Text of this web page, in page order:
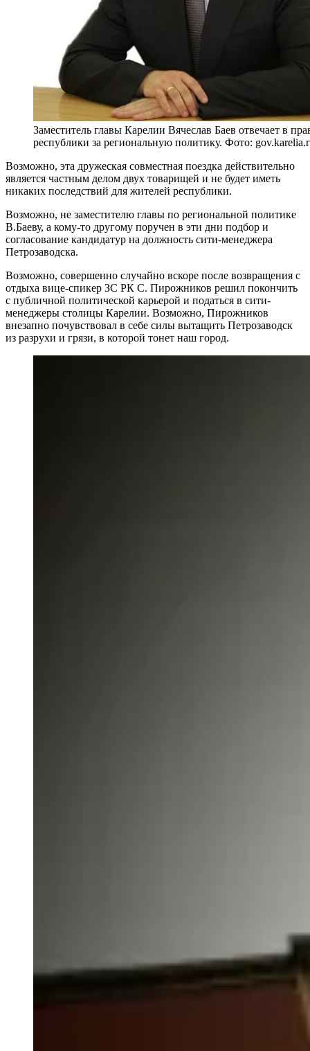
Заместитель главы Карелии Вячеслав Баев отвечает в
республики за региональную политику. Фото:
Возможно, эта дружеская совместная поездка действительно
является частным делом двух товарищей и не будет иметь
никаких последствий для жителей республики.
Возможно, не заместителю главы по региональной политике
В.Баеву, а кому-то другому поручен в эти дни подбор и
согласование кандидатур на должность сити-менеджера
Петрозаводска.
Возможно, совершенно случайно вскоре после возвращения с
отдыха вице-спикер ЗС РК С. Пирожников решил покончить
с публичной политической карьерой и податься в сити-
менеджеры столицы Карелии. Возможно, Пирожников
внезапно почувствовал в себе силы вытащить Петрозаводск
из разрухи и грязи, в которой тонет наш город.